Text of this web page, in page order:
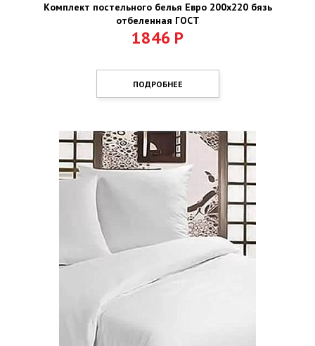
Комплект постельного белья Евро 200х220 бязь
отбеленная ГОСТ
1846 Р
ПОДРОБНЕЕ